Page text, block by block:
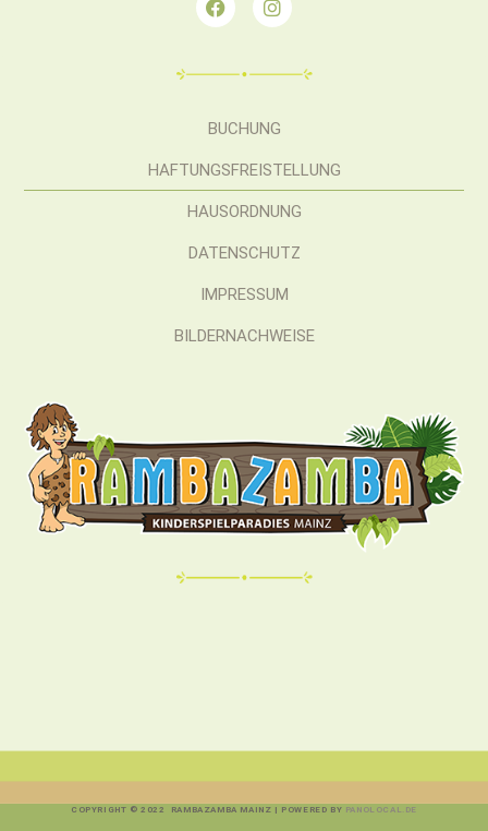
BUCHUNG
HAFTUNGSFREISTELLUNG
HAUSORDNUNG
DATENSCHUTZ
IMPRESSUM
BILDERNACHWEISE
COPYRIGHT © 2022 RAMBAZAMBA MAINZ | POWERED BY PANOLOCAL.DE